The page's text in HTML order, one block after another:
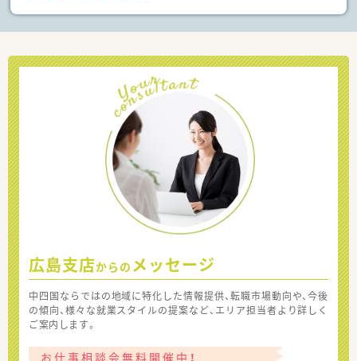
広島支店からの メッセージ
中四国ならではの地域に特化した情報提供、転職市場動向や、今後
の傾向、様々な就業スタイルの提案など、エリア担当者より詳しく
ご案内します。
お仕事相談会無料開催中！